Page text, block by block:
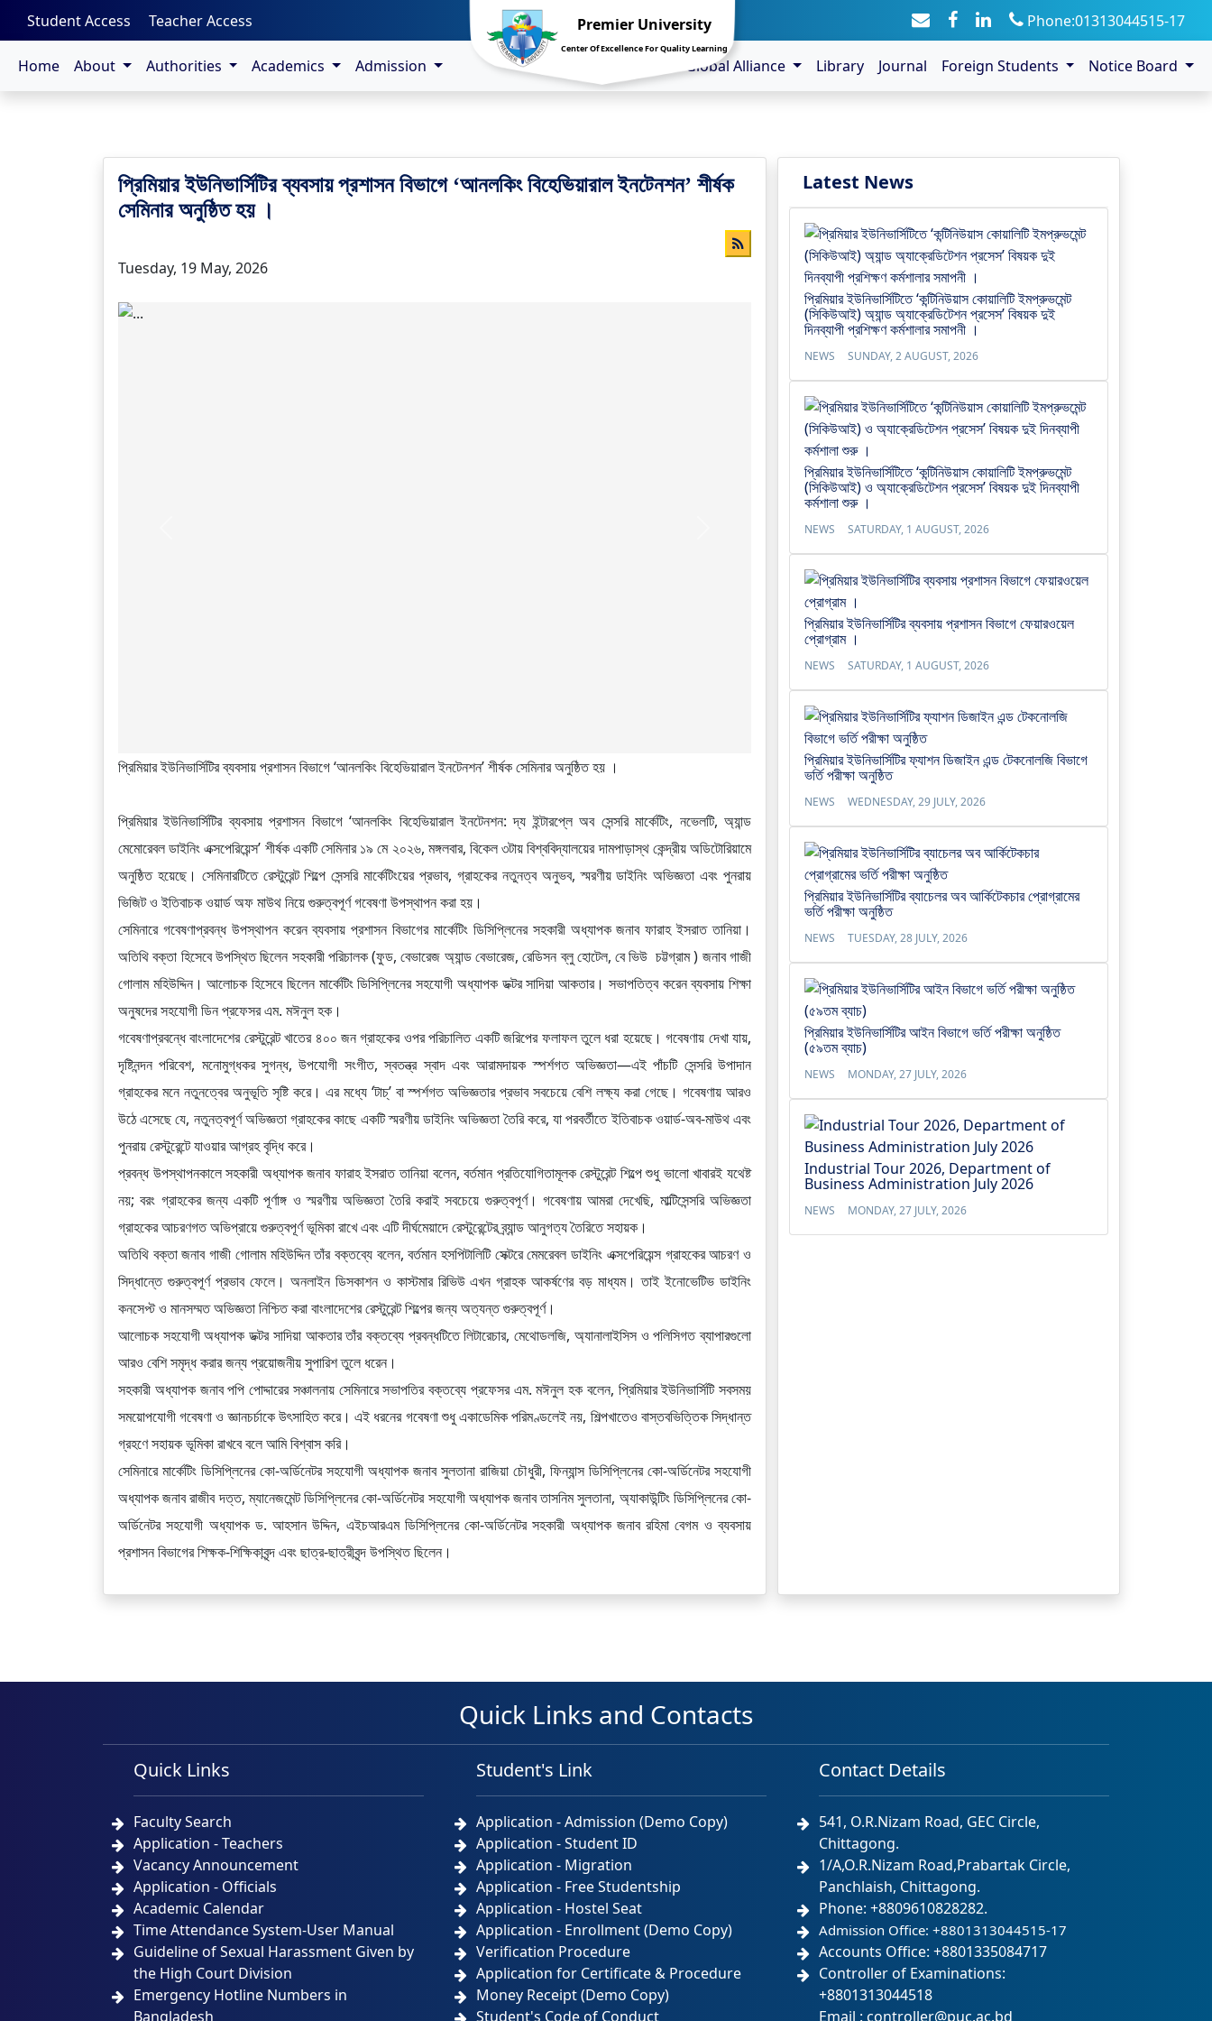
Premier University
Center Of Excellence For Quality Learning
Student Access Teacher Access Phone:01313044515-17
Home About Authorities Academics Admission Global Alliance Library Journal Foreign Students Notice Board
-->
প্রিমিয়ার ইউনিভার্সিটির ব্যবসায় প্রশাসন বিভাগে ‘আনলকিং বিহেভিয়ারাল ইনটেনশন’ শীর্ষক
সেমিনার অনুষ্ঠিত হয় ।
Tuesday, 19 May, 2026
প্রিমিয়ার ইউনিভার্সিটির ব্যবসায় প্রশাসন বিভাগে ‘আনলকিং বিহেভিয়ারাল ইনটেনশন’ শীর্ষক সেমিনার অনুষ্ঠিত হয় ।
প্রিমিয়ার ইউনিভার্সিটির ব্যবসায় প্রশাসন বিভাগে ‘আনলকিং বিহেভিয়ারাল ইনটেনশন: দ্য ইন্টারপ্লে অব সেন্সরি মার্কেটিং, নভেলটি, অ্যান্ড
মেমোরেবল ডাইনিং এক্সপেরিয়েন্স’ শীর্ষক একটি সেমিনার ১৯ মে ২০২৬, মঙ্গলবার, বিকেল ৩টায় বিশ্ববিদ্যালয়ের দামপাড়াস্থ কেন্দ্রীয় অডিটোরিয়ামে
অনুষ্ঠিত হয়েছে। সেমিনারটিতে রেস্টুরেন্ট শিল্পে সেন্সরি মার্কেটিংয়ের প্রভাব, গ্রাহকের নতুনত্ব অনুভব, স্মরণীয় ডাইনিং অভিজ্ঞতা এবং পুনরায়
ভিজিট ও ইতিবাচক ওয়ার্ড অফ মাউথ নিয়ে গুরুত্বপূর্ণ গবেষণা উপস্থাপন করা হয়।
সেমিনারে গবেষণাপ্রবন্ধ উপস্থাপন করেন ব্যবসায় প্রশাসন বিভাগের মার্কেটিং ডিসিপ্লিনের সহকারী অধ্যাপক জনাব ফারাহ ইসরাত তানিয়া।
অতিথি বক্তা হিসেবে উপস্থিত ছিলেন সহকারী পরিচালক (ফুড, বেভারেজ অ্যান্ড বেভারেজ, রেডিসন ব্লু হোটেল, বে ভিউ  চট্টগ্রাম ) জনাব গাজী
গোলাম মহিউদ্দিন। আলোচক হিসেবে ছিলেন মার্কেটিং ডিসিপ্লিনের সহযোগী অধ্যাপক ডক্টর সাদিয়া আকতার। সভাপতিত্ব করেন ব্যবসায় শিক্ষা
অনুষদের সহযোগী ডিন প্রফেসর এম. মঈনুল হক।
গবেষণাপ্রবন্ধে বাংলাদেশের রেস্টুরেন্ট খাতের ৪০০ জন গ্রাহকের ওপর পরিচালিত একটি জরিপের ফলাফল তুলে ধরা হয়েছে। গবেষণায় দেখা যায়,
দৃষ্টিনন্দন পরিবেশ, মনোমুগ্ধকর সুগন্ধ, উপযোগী সংগীত, স্বতন্ত্র স্বাদ এবং আরামদায়ক স্পর্শগত অভিজ্ঞতা—এই পাঁচটি সেন্সরি উপাদান
গ্রাহকের মনে নতুনত্বের অনুভূতি সৃষ্টি করে। এর মধ্যে ‘টাচ্’ বা স্পর্শগত অভিজ্ঞতার প্রভাব সবচেয়ে বেশি লক্ষ্য করা গেছে। গবেষণায় আরও
উঠে এসেছে যে, নতুনত্বপূর্ণ অভিজ্ঞতা গ্রাহকের কাছে একটি স্মরণীয় ডাইনিং অভিজ্ঞতা তৈরি করে, যা পরবর্তীতে ইতিবাচক ওয়ার্ড-অব-মাউথ এবং
পুনরায় রেস্টুরেন্টে যাওয়ার আগ্রহ বৃদ্ধি করে।
প্রবন্ধ উপস্থাপনকালে সহকারী অধ্যাপক জনাব ফারাহ ইসরাত তানিয়া বলেন, বর্তমান প্রতিযোগিতামূলক রেস্টুরেন্ট শিল্পে শুধু ভালো খাবারই যথেষ্ট
নয়; বরং গ্রাহকের জন্য একটি পূর্ণাঙ্গ ও স্মরণীয় অভিজ্ঞতা তৈরি করাই সবচেয়ে গুরুত্বপূর্ণ। গবেষণায় আমরা দেখেছি, মাল্টিসেন্সরি অভিজ্ঞতা
গ্রাহকের আচরণগত অভিপ্রায়ে গুরুত্বপূর্ণ ভূমিকা রাখে এবং এটি দীর্ঘমেয়াদে রেস্টুরেন্টের ব্র্যান্ড আনুগত্য তৈরিতে সহায়ক।
অতিথি বক্তা জনাব গাজী গোলাম মহিউদ্দিন তাঁর বক্তব্যে বলেন, বর্তমান হসপিটালিটি সেক্টরে মেমরেবল ডাইনিং এক্সপেরিয়েন্স গ্রাহকের আচরণ ও
সিদ্ধান্তে গুরুত্বপূর্ণ প্রভাব ফেলে। অনলাইন ডিসকাশন ও কাস্টমার রিভিউ এখন গ্রাহক আকর্ষণের বড় মাধ্যম। তাই ইনোভেটিভ ডাইনিং
কনসেপ্ট ও মানসম্মত অভিজ্ঞতা নিশ্চিত করা বাংলাদেশের রেস্টুরেন্ট শিল্পের জন্য অত্যন্ত গুরুত্বপূর্ণ।
আলোচক সহযোগী অধ্যাপক ডক্টর সাদিয়া আকতার তাঁর বক্তব্যে প্রবন্ধটিতে লিটারেচার, মেথোডলজি, অ্যানালাইসিস ও পলিসিগত ব্যাপারগুলো
আরও বেশি সমৃদ্ধ করার জন্য প্রয়োজনীয় সুপারিশ তুলে ধরেন।
সহকারী অধ্যাপক জনাব পপি পোদ্দারের সঞ্চালনায় সেমিনারে সভাপতির বক্তব্যে প্রফেসর এম. মঈনুল হক বলেন, প্রিমিয়ার ইউনিভার্সিটি সবসময়
সময়োপযোগী গবেষণা ও জ্ঞানচর্চাকে উৎসাহিত করে। এই ধরনের গবেষণা শুধু একাডেমিক পরিমণ্ডলেই নয়, শিল্পখাতেও বাস্তবভিত্তিক সিদ্ধান্ত
গ্রহণে সহায়ক ভূমিকা রাখবে বলে আমি বিশ্বাস করি।
সেমিনারে মার্কেটিং ডিসিপ্লিনের কো-অর্ডিনেটর সহযোগী অধ্যাপক জনাব সুলতানা রাজিয়া চৌধুরী, ফিন্যান্স ডিসিপ্লিনের কো-অর্ডিনেটর সহযোগী
অধ্যাপক জনাব রাজীব দত্ত, ম্যানেজমেন্ট ডিসিপ্লিনের কো-অর্ডিনেটর সহযোগী অধ্যাপক জনাব তাসনিম সুলতানা, অ্যাকাউন্টিং ডিসিপ্লিনের কো-
অর্ডিনেটর সহযোগী অধ্যাপক ড. আহসান উদ্দিন, এইচআরএম ডিসিপ্লিনের কো-অর্ডিনেটর সহকারী অধ্যাপক জনাব রহিমা বেগম ও ব্যবসায়
প্রশাসন বিভাগের শিক্ষক-শিক্ষিকাবৃন্দ এবং ছাত্র-ছাত্রীবৃন্দ উপস্থিত ছিলেন।
Latest News
প্রিমিয়ার ইউনিভার্সিটিতে ‘কন্টিনিউয়াস কোয়ালিটি ইমপ্রুভমেন্ট
(সিকিউআই) অ্যান্ড অ্যাক্রেডিটেশন প্রসেস’ বিষয়ক দুই
দিনব্যাপী প্রশিক্ষণ কর্মশালার সমাপনী ।
NEWS SUNDAY, 2 AUGUST, 2026
প্রিমিয়ার ইউনিভার্সিটিতে ‘কন্টিনিউয়াস কোয়ালিটি ইমপ্রুভমেন্ট
(সিকিউআই) ও অ্যাক্রেডিটেশন প্রসেস’ বিষয়ক দুই দিনব্যাপী
কর্মশালা শুরু ।
NEWS SATURDAY, 1 AUGUST, 2026
প্রিমিয়ার ইউনিভার্সিটির ব্যবসায় প্রশাসন বিভাগে ফেয়ারওয়েল
প্রোগ্রাম ।
NEWS SATURDAY, 1 AUGUST, 2026
প্রিমিয়ার ইউনিভার্সিটির ফ্যাশন ডিজাইন এন্ড টেকনোলজি বিভাগে
ভর্তি পরীক্ষা অনুষ্ঠিত
NEWS WEDNESDAY, 29 JULY, 2026
প্রিমিয়ার ইউনিভার্সিটির ব্যাচেলর অব আর্কিটেকচার প্রোগ্রামের
ভর্তি পরীক্ষা অনুষ্ঠিত
NEWS TUESDAY, 28 JULY, 2026
প্রিমিয়ার ইউনিভার্সিটির আইন বিভাগে ভর্তি পরীক্ষা অনুষ্ঠিত
(৫৯তম ব্যাচ)
NEWS MONDAY, 27 JULY, 2026
Industrial Tour 2026, Department of
Business Administration July 2026
NEWS MONDAY, 27 JULY, 2026
Quick Links and Contacts
Quick Links
Faculty Search
Application - Teachers
Vacancy Announcement
Application - Officials
Academic Calendar
Time Attendance System-User Manual
Guideline of Sexual Harassment Given by
the High Court Division
Emergency Hotline Numbers in
Bangladesh
Student's Link
Application - Admission (Demo Copy)
Application - Student ID
Application - Migration
Application - Free Studentship
Application - Hostel Seat
Application - Enrollment (Demo Copy)
Verification Procedure
Application for Certificate & Procedure
Money Receipt (Demo Copy)
Student's Code of Conduct
Contact Details
541, O.R.Nizam Road, GEC Circle,
Chittagong.
1/A,O.R.Nizam Road,Prabartak Circle,
Panchlaish, Chittagong.
Phone: +8809610828282.
Admission Office: +8801313044515-17
Accounts Office: +8801335084717
Controller of Examinations:
+8801313044518
Email : controller@puc.ac.bd